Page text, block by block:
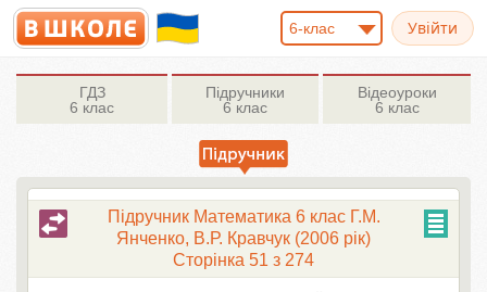
6-клас
ГДЗ
6 клас
Підручники
6 клас
Відеоуроки
6 клас
Підручник Математика 6 клас Г.М.
Янченко, В.Р. Кравчук (2006 рік)
Сторінка 51 з 274